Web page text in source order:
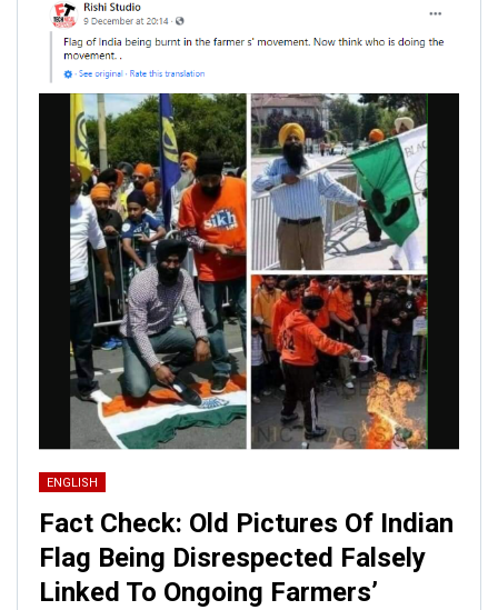
ENGLISH
Fact Check: Old Pictures Of Indian
Flag Being Disrespected Falsely
Linked To Ongoing Farmers’